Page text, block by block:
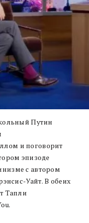
Путин
и поговорит
эпизоде
с автором
Уайт. В обеих
Тапли